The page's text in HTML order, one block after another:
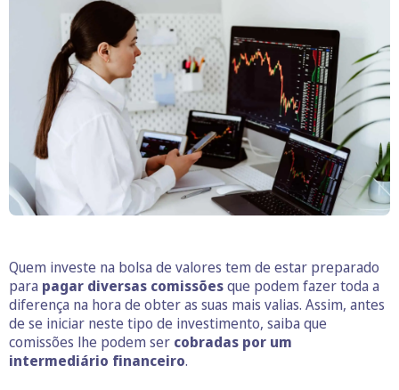
Quem investe na bolsa de valores tem de estar preparado
para pagar diversas comissõesque podem fazer toda a
diferença na hora de obter as suas mais valias. Assim, antes
de se iniciar neste tipo de investimento, saiba que
comissões lhe podem ser cobradas por um
intermediário financeiro.